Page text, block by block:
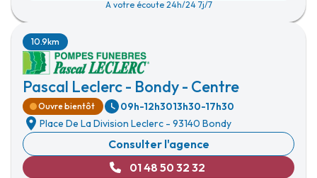
A votre écoute 24h/24 7j/7
Pascal Leclerc - Bondy - Centre
10.9km
Ouvre bientôt 09h-12h3013h30-17h30
Place De La Division Leclerc - 93140 Bondy
Consulter l'agence
01 48 50 32 32